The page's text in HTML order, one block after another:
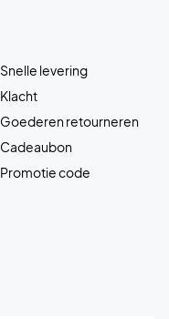
Snelle levering
Klacht
Goederen retourneren
Cadeaubon
Promotie code